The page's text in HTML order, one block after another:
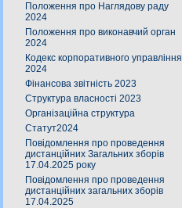
Положення про Наглядову раду
2024
Положення про виконавчий орган
2024
Кодекс корпоративного управління
2024
Фінансова звітність 2023
Структура власності 2023
Організаційна структура
Статут2024
Повідомлення про проведення
дистанційних Загальних зборів
17.04.2025 року
Повідомлення про проведення
дистанційних загальних зборів
17.04.2025